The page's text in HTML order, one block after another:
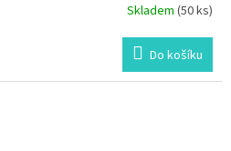
Skladem (50 ks)
Do košíku